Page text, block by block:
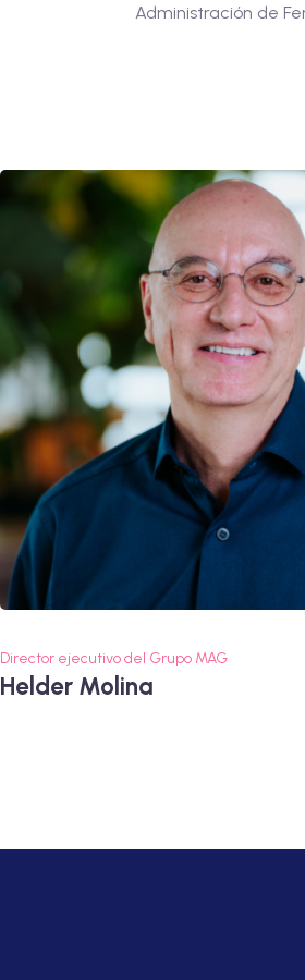
Administración de
Director ejecutivo del Grupo MAG
Helder Molina